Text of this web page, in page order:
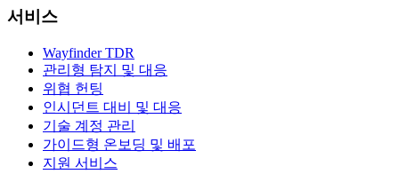
서비스
Wayfinder TDR
관리형 탐지 및 대응
위협 헌팅
인시던트 대비 및 대응
기술 계정 관리
가이드형 온보딩 및 배포
지원 서비스